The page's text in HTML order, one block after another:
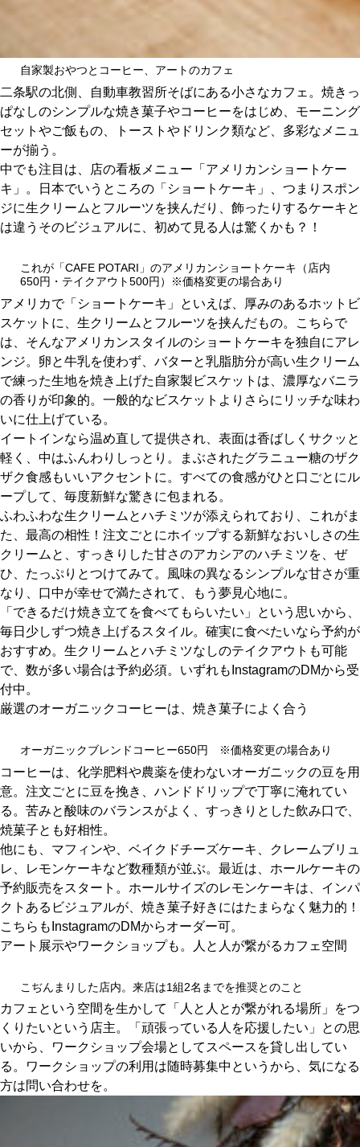
関西で開催。
おすすめの展覧会
おすすめの映画
誠光社で選びました。
おすすめの本
紹介します。
おすすめのイベント
自家製おやつとコーヒー、アートのカフェ
二条駅の北側、自動車教習所そばにある小さなカフェ。焼きっ
ぱなしのシンプルな焼き菓子やコーヒーをはじめ、モーニング
セットやご飯もの、トーストやドリンク類など、多彩なメニュ
ーが揃う。
中でも注目は、店の看板メニュー「アメリカンショートケー
キ」。日本でいうところの「ショートケーキ」、つまりスポン
ジに生クリームとフルーツを挟んだり、飾ったりするケーキと
は違うそのビジュアルに、初めて見る人は驚くかも？！
これが「CAFE POTARI」のアメリカンショートケーキ（店内
650円・テイクアウト500円）※価格変更の場合あり
アメリカで「ショートケーキ」といえば、厚みのあるホットビ
スケットに、生クリームとフルーツを挟んだもの。こちらで
は、そんなアメリカンスタイルのショートケーキを独自にアレ
ンジ。卵と牛乳を使わず、バターと乳脂肪分が高い生クリーム
で練った生地を焼き上げた自家製ビスケットは、濃厚なバニラ
の香りが印象的。一般的なビスケットよりさらにリッチな味わ
いに仕上げている。
イートインなら温め直して提供され、表面は香ばしくサクッと
軽く、中はふんわりしっとり。まぶされたグラニュー糖のザク
ザク食感もいいアクセントに。すべての食感がひと口ごとにル
ープして、毎度新鮮な驚きに包まれる。
ふわふわな生クリームとハチミツが添えられており、これがま
た、最高の相性！注文ごとにホイップする新鮮なおいしさの生
クリームと、すっきりした甘さのアカシアのハチミツを、ぜ
ひ、たっぷりとつけてみて。風味の異なるシンプルな甘さが重
なり、口中が幸せで満たされて、もう夢見心地に。
「できるだけ焼き立てを食べてもらいたい」という思いから、
毎日少しずつ焼き上げるスタイル。確実に食べたいなら予約が
おすすめ。生クリームとハチミツなしのテイクアウトも可能
で、数が多い場合は予約必須。いずれもInstagramのDMから受
付中。
厳選のオーガニックコーヒーは、焼き菓子によく合う
オーガニックブレンドコーヒー650円 ※価格変更の場合あり
コーヒーは、化学肥料や農薬を使わないオーガニックの豆を用
意。注文ごとに豆を挽き、ハンドドリップで丁寧に淹れてい
る。苦みと酸味のバランスがよく、すっきりとした飲み口で、
焼菓子とも好相性。
他にも、マフィンや、ベイクドチーズケーキ、クレームブリュ
レ、レモンケーキなど数種類が並ぶ。最近は、ホールケーキの
予約販売をスタート。ホールサイズのレモンケーキは、インパ
クトあるビジュアルが、焼き菓子好きにはたまらなく魅力的！
こちらもInstagramのDMからオーダー可。
アート展示やワークショップも。人と人が繋がるカフェ空間
こぢんまりした店内。来店は1組2名までを推奨とのこと
カフェという空間を生かして「人と人とが繋がれる場所」をつ
くりたいという店主。「頑張っている人を応援したい」との思
いから、ワークショップ会場としてスペースを貸し出してい
る。ワークショップの利用は随時募集中というから、気になる
方は問い合わせを。